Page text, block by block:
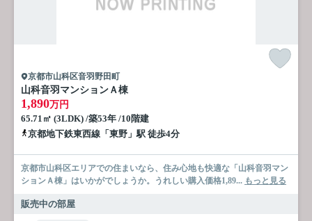
京都市山科区音羽野田町
山科音羽マンションＡ棟
1,890万円
65.71㎡ (3LDK) /築53年 /10階建
京都地下鉄東西線「東野」駅 徒歩4分
京都市山科区エリアでの住まいなら、住み心地も快適な「山科音羽マン
ションＡ棟」はいかがでしょうか。うれしい購入価格1,89... もっと見る
販売中の部屋